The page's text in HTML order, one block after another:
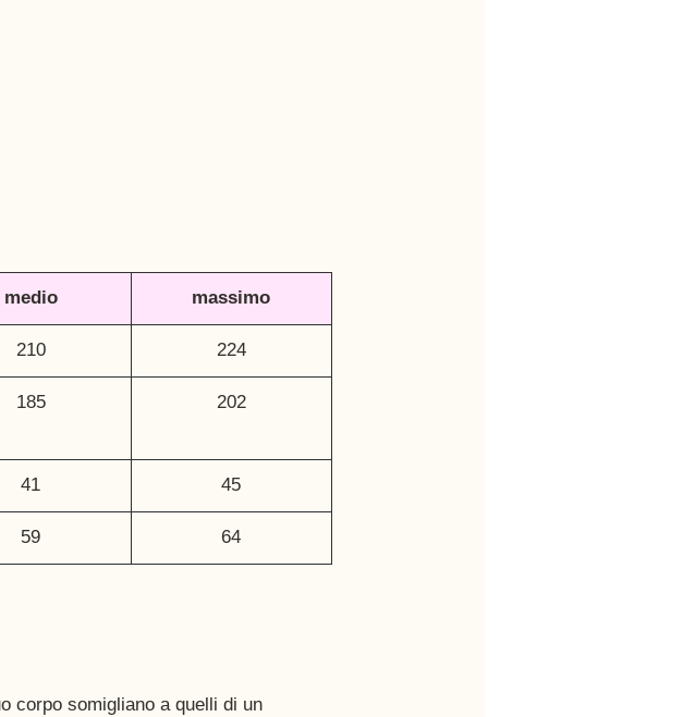
medio massimo
210 224
185 202
41 45
59 64
corpo somigliano a quelli di un